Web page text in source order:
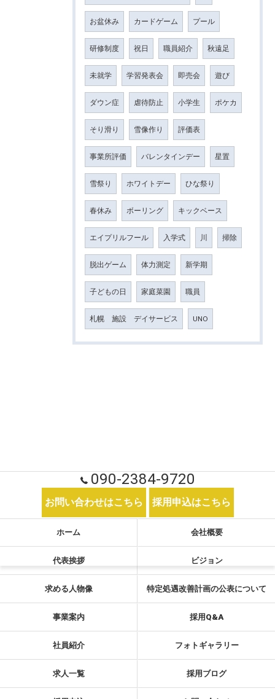
お盆休み カードゲーム プール
研修制度 祝日 職員紹介 秋遠足
未就学 学習発表会 即売会 遊び
ダウン症 虐待防止 小学生 ポケカ
そり滑り 雪像作り 評価表
事業所評価 バレンタインデー 星置
雪祭り ホワイトデー ひな祭り
春休み ボーリング キックベース
エイプリルフール 入学式 川 掃除
脱出ゲーム 体力測定 新学期
子どもの日 家庭菜園 職員
札幌 施設 デイサービス UNO
090-2384-9720
お問い合わせはこちら 採用申込はこちら
ホーム 会社概要
代表挨拶 ビジョン
求める人物像 特定処遇改善計画の公表について
事業案内 採用Q&A
社員紹介 フォトギャラリー
求人一覧 採用ブログ